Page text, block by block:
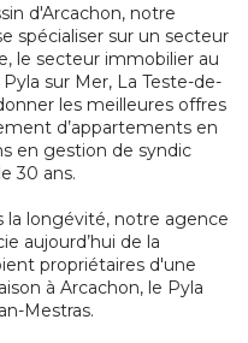
d'Arcachon, notre
spécialiser sur un secteur
le secteur immobilier au
sur Mer, La Teste-de-
les meilleures offres
d’appartements en
en gestion de syndic
30 ans.
la longévité, notre agence
aujourd’hui de la
propriétaires d'une
à Arcachon, le Pyla
Mestras.